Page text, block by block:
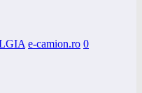
e-camion.ro 0